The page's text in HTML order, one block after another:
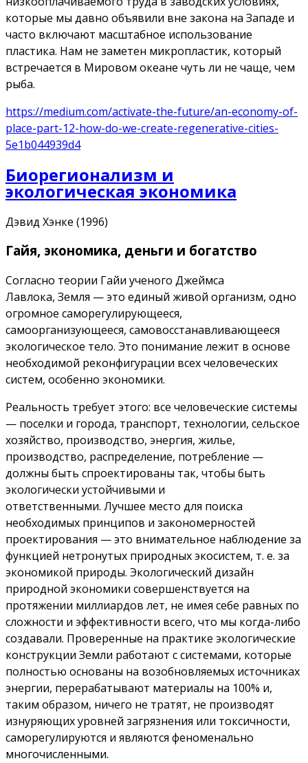
которые мы давно объявили вне закона на Западе и
часто включают масштабное использование
пластика. Нам не заметен микропластик, который
встречается в Мировом океане чуть ли не чаще, чем
рыба.
https://medium.com/activate-the-future/an-economy-of-
place-part-12-how-do-we-create-regenerative-cities-
5e1b044939d4
Биорегионализм и
экологическая экономика
Дэвид Хэнке (1996)
Гайя, экономика, деньги и богатство
Согласно теории Гайи ученого Джеймса
Лавлока, Земля — ​​это единый живой организм, одно
огромное саморегулирующееся,
самоорганизующееся, самовосстанавливающееся
экологическое тело. Это понимание лежит в основе
необходимой реконфигурации всех человеческих
систем, особенно экономики.
Реальность требует этого: все человеческие системы
— поселки и города, транспорт, технологии, сельское
хозяйство, производство, энергия, жилье,
производство, распределение, потребление —
должны быть спроектированы так, чтобы быть
экологически устойчивыми и
ответственными. Лучшее место для поиска
необходимых принципов и закономерностей
проектирования — это внимательное наблюдение за
функцией нетронутых природных экосистем, т. е. за
экономикой природы. Экологический дизайн
природной экономики совершенствуется на
протяжении миллиардов лет, не имея себе равных по
сложности и эффективности всего, что мы когда-либо
создавали. Проверенные на практике экологические
конструкции Земли работают с системами, которые
полностью основаны на возобновляемых источниках
энергии, перерабатывают материалы на 100% и,
таким образом, ничего не тратят, не производят
изнуряющих уровней загрязнения или токсичности,
саморегулируются и являются феноменально
многочисленными.